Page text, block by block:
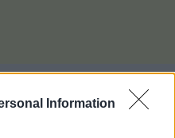
Information